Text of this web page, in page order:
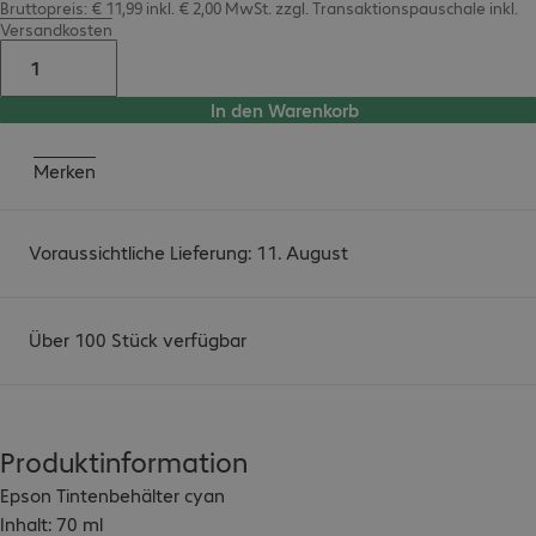
Bruttopreis: € 11,99 inkl. € 2,00 MwSt. zzgl. Transaktionspauschale inkl.
Versandkosten
In den Warenkorb
Merken
Voraussichtliche Lieferung: 11. August
Über 100 Stück verfügbar
Produktinformation
Epson Tintenbehälter cyan
Inhalt: 70 ml